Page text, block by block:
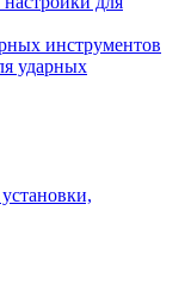
инструментов
ударных